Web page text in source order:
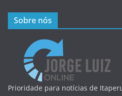
Sobre nós
Prioridade para notícias de